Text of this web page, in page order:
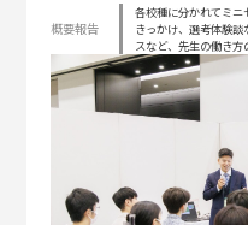
概要報告
各校種に分かれてミ
きっかけ、選考体験
スなど、先生の働き方